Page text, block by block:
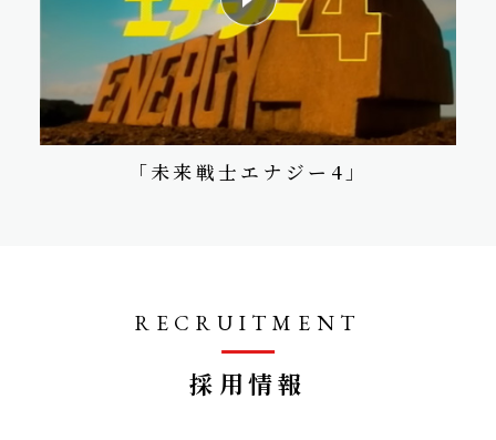
「未来戦士エナジー4」
RECRUITMENT
採⽤情報